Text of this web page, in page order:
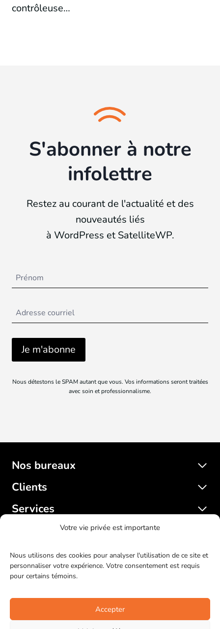
Votre vie privée est importante
Nous utilisons des cookies pour analyser l'utilisation de ce site et
personnaliser votre expérience. Votre consentement est requis
pour certains témoins.
Accepter
contrôleuse…
S'abonner à notre
infolettre
Restez au courant de l'actualité et des
nouveautés liés
à WordPress et SatelliteWP.
Nous détestons le SPAM autant que vous. Vos informations seront traitées
avec soin et professionnalisme.
Nos bureaux
Clients
Services
SatelliteWP
© 2017-2023 SatelliteWP. Tous droits réservés. Design web